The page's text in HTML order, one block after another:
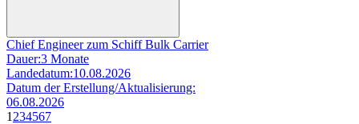
Chief Engineer zum Schiff Bulk Carrier
Dauer:3 Monate
Landedatum:10.08.2026
Datum der Erstellung/Aktualisierung:
06.08.2026
1 234567